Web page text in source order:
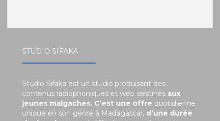
STUDIO SIFAKA
Studio Sifaka est un studio produisant des
contenus radiophoniques et web destinés aux
jeunes malgaches. C’est une offre quotidienne
unique en son genre à Madagascar, d’une durée